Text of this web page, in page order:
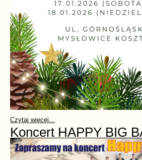
Czytaj więcej...
Koncert HAPPY BIG